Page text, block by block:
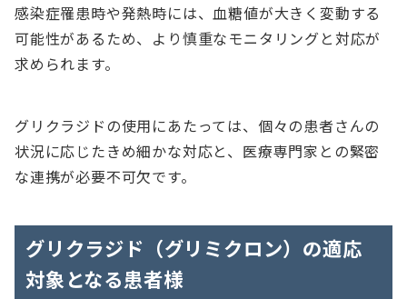
感染症罹患時や発熱時には、血糖値が大きく変動する
可能性があるため、より慎重なモニタリングと対応が
求められます。
グリクラジドの使用にあたっては、個々の患者さんの
状況に応じたきめ細かな対応と、医療専門家との緊密
な連携が必要不可欠です。
グリクラジド（グリミクロン）の適応
対象となる患者様